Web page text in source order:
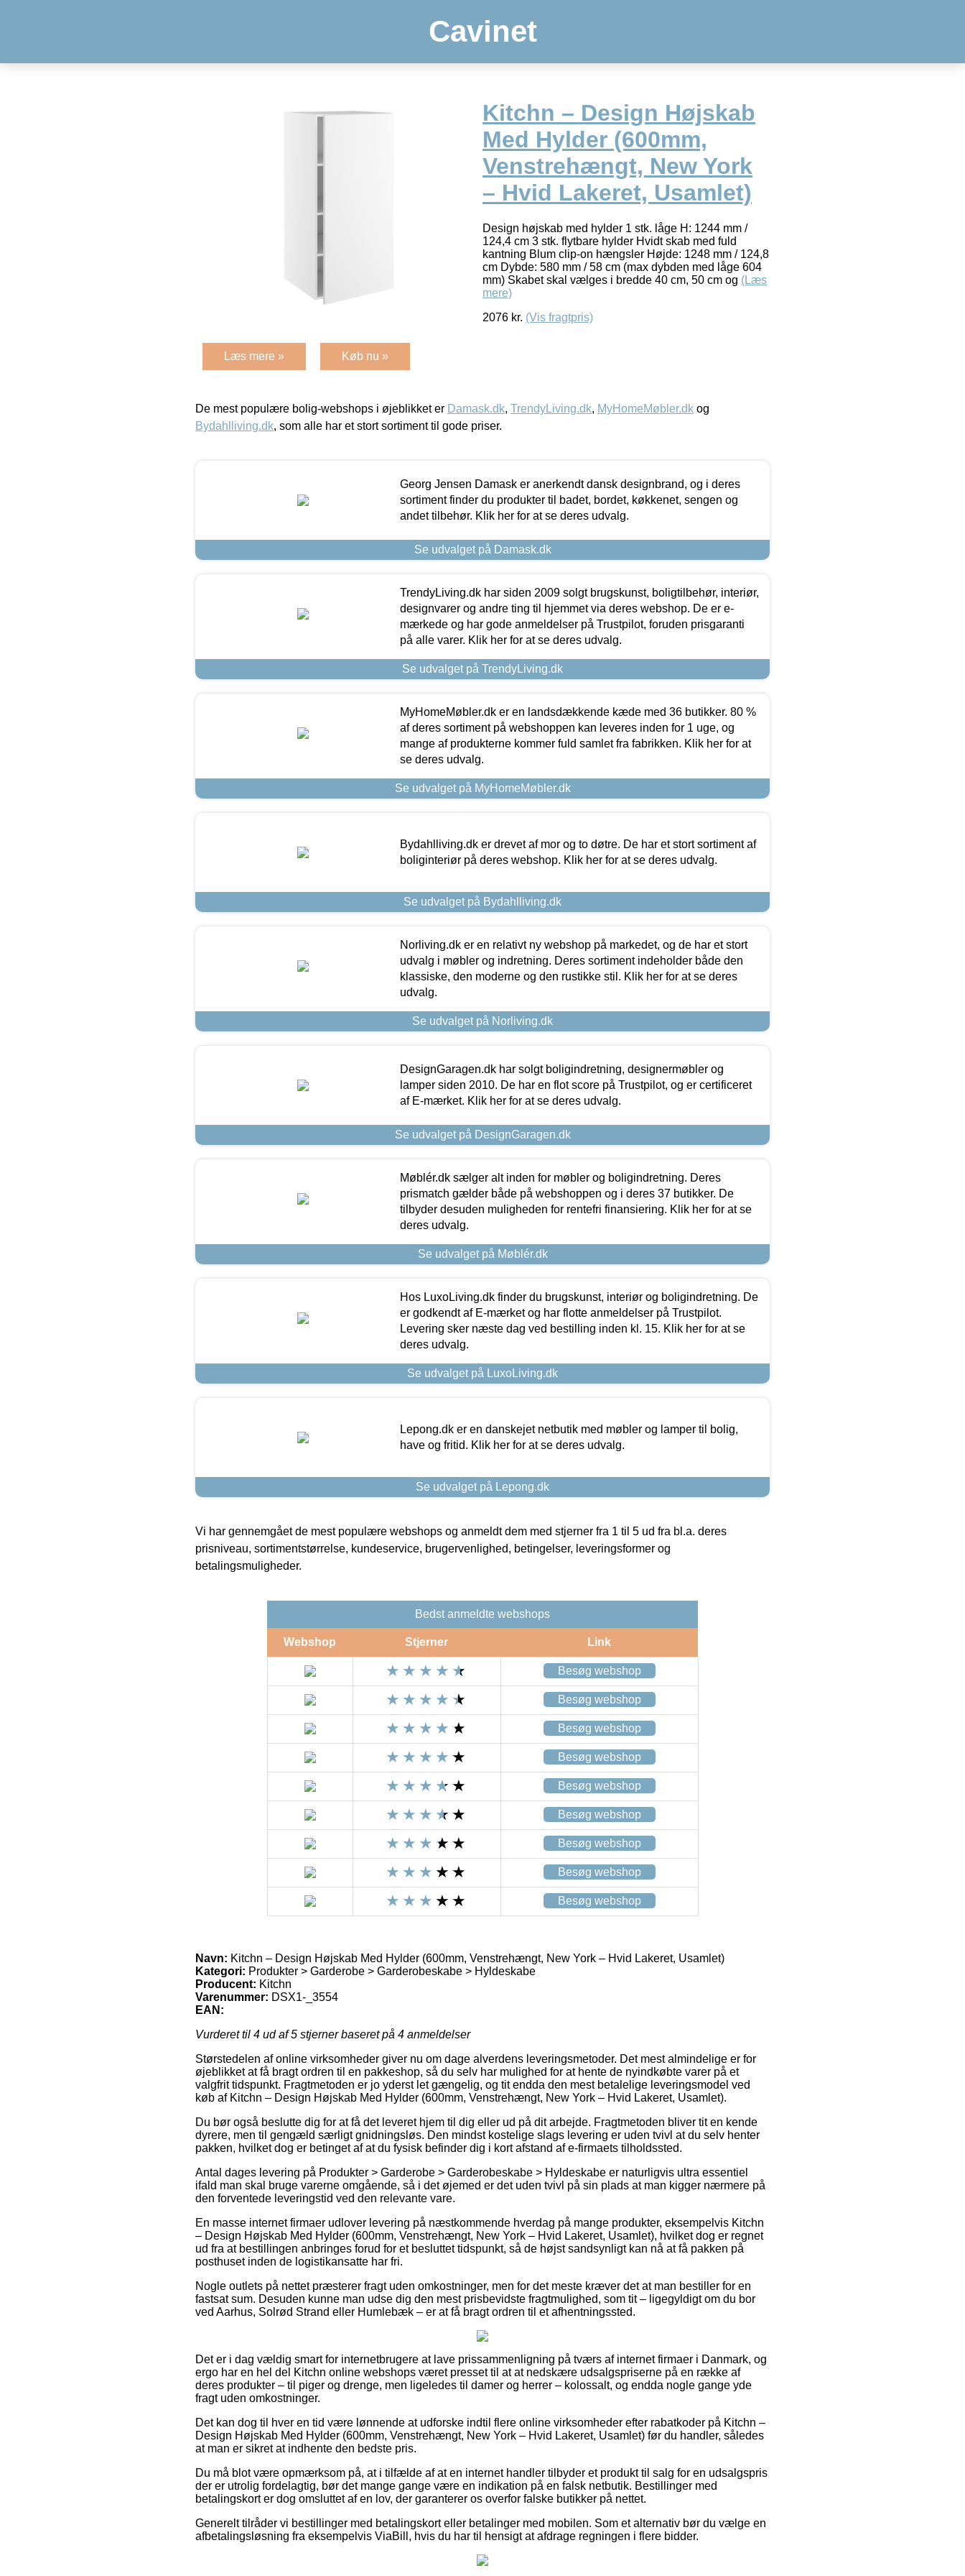
Cavinet
Kitchn – Design Højskab
Med Hylder (600mm,
Venstrehængt, New York
– Hvid Lakeret, Usamlet)
Design højskab med hylder 1 stk. låge H: 1244 mm /
124,4 cm 3 stk. flytbare hylder Hvidt skab med fuld
kantning Blum clip-on hængsler Højde: 1248 mm / 124,8
cm Dybde: 580 mm / 58 cm (max dybden med låge 604
mm) Skabet skal vælges i bredde 40 cm, 50 cm og (Læs
mere)
2076 kr. (Vis fragtpris)
Læs mere » Køb nu »
De mest populære bolig-webshops i øjeblikket er Damask.dk, TrendyLiving.dk, MyHomeMøbler.dk og
Bydahlliving.dk, som alle har et stort sortiment til gode priser.
Georg Jensen Damask er anerkendt dansk designbrand, og i deres
sortiment finder du produkter til badet, bordet, køkkenet, sengen og
andet tilbehør. Klik her for at se deres udvalg.
Se udvalget på Damask.dk
TrendyLiving.dk har siden 2009 solgt brugskunst, boligtilbehør, interiør,
designvarer og andre ting til hjemmet via deres webshop. De er e-
mærkede og har gode anmeldelser på Trustpilot, foruden prisgaranti
på alle varer. Klik her for at se deres udvalg.
Se udvalget på TrendyLiving.dk
MyHomeMøbler.dk er en landsdækkende kæde med 36 butikker. 80 %
af deres sortiment på webshoppen kan leveres inden for 1 uge, og
mange af produkterne kommer fuld samlet fra fabrikken. Klik her for at
se deres udvalg.
Se udvalget på MyHomeMøbler.dk
Bydahlliving.dk er drevet af mor og to døtre. De har et stort sortiment af
boliginteriør på deres webshop. Klik her for at se deres udvalg.
Se udvalget på Bydahlliving.dk
Norliving.dk er en relativt ny webshop på markedet, og de har et stort
udvalg i møbler og indretning. Deres sortiment indeholder både den
klassiske, den moderne og den rustikke stil. Klik her for at se deres
udvalg.
Se udvalget på Norliving.dk
DesignGaragen.dk har solgt boligindretning, designermøbler og
lamper siden 2010. De har en flot score på Trustpilot, og er certificeret
af E-mærket. Klik her for at se deres udvalg.
Se udvalget på DesignGaragen.dk
Møblér.dk sælger alt inden for møbler og boligindretning. Deres
prismatch gælder både på webshoppen og i deres 37 butikker. De
tilbyder desuden muligheden for rentefri finansiering. Klik her for at se
deres udvalg.
Se udvalget på Møblér.dk
Hos LuxoLiving.dk finder du brugskunst, interiør og boligindretning. De
er godkendt af E-mærket og har flotte anmeldelser på Trustpilot.
Levering sker næste dag ved bestilling inden kl. 15. Klik her for at se
deres udvalg.
Se udvalget på LuxoLiving.dk
Lepong.dk er en danskejet netbutik med møbler og lamper til bolig,
have og fritid. Klik her for at se deres udvalg.
Se udvalget på Lepong.dk
Vi har gennemgået de mest populære webshops og anmeldt dem med stjerner fra 1 til 5 ud fra bl.a. deres
prisniveau, sortimentstørrelse, kundeservice, brugervenlighed, betingelser, leveringsformer og
betalingsmuligheder.
Bedst anmeldte webshops
Webshop Stjerner Link
Besøg webshop
Besøg webshop
Besøg webshop
Besøg webshop
Besøg webshop
Besøg webshop
Besøg webshop
Besøg webshop
Besøg webshop
Navn: Kitchn – Design Højskab Med Hylder (600mm, Venstrehængt, New York – Hvid Lakeret, Usamlet)
Kategori: Produkter > Garderobe > Garderobeskabe > Hyldeskabe
Producent: Kitchn
Varenummer: DSX1-_3554
EAN:
Vurderet til 4 ud af 5 stjerner baseret på 4 anmeldelser
Størstedelen af online virksomheder giver nu om dage alverdens leveringsmetoder. Det mest almindelige er for
øjeblikket at få bragt ordren til en pakkeshop, så du selv har mulighed for at hente de nyindkøbte varer på et
valgfrit tidspunkt. Fragtmetoden er jo yderst let gængelig, og tit endda den mest betalelige leveringsmodel ved
køb af Kitchn – Design Højskab Med Hylder (600mm, Venstrehængt, New York – Hvid Lakeret, Usamlet).
Du bør også beslutte dig for at få det leveret hjem til dig eller ud på dit arbejde. Fragtmetoden bliver tit en kende
dyrere, men til gengæld særligt gnidningsløs. Den mindst kostelige slags levering er uden tvivl at du selv henter
pakken, hvilket dog er betinget af at du fysisk befinder dig i kort afstand af e-firmaets tilholdssted.
Antal dages levering på Produkter > Garderobe > Garderobeskabe > Hyldeskabe er naturligvis ultra essentiel
ifald man skal bruge varerne omgående, så i det øjemed er det uden tvivl på sin plads at man kigger nærmere på
den forventede leveringstid ved den relevante vare.
En masse internet firmaer udlover levering på næstkommende hverdag på mange produkter, eksempelvis Kitchn
– Design Højskab Med Hylder (600mm, Venstrehængt, New York – Hvid Lakeret, Usamlet), hvilket dog er regnet
ud fra at bestillingen anbringes forud for et besluttet tidspunkt, så de højst sandsynligt kan nå at få pakken på
posthuset inden de logistikansatte har fri.
Nogle outlets på nettet præsterer fragt uden omkostninger, men for det meste kræver det at man bestiller for en
fastsat sum. Desuden kunne man udse dig den mest prisbevidste fragtmulighed, som tit – ligegyldigt om du bor
ved Aarhus, Solrød Strand eller Humlebæk – er at få bragt ordren til et afhentningssted.
Det er i dag vældig smart for internetbrugere at lave prissammenligning på tværs af internet firmaer i Danmark, og
ergo har en hel del Kitchn online webshops været presset til at at nedskære udsalgspriserne på en række af
deres produkter – til piger og drenge, men ligeledes til damer og herrer – kolossalt, og endda nogle gange yde
fragt uden omkostninger.
Det kan dog til hver en tid være lønnende at udforske indtil flere online virksomheder efter rabatkoder på Kitchn –
Design Højskab Med Hylder (600mm, Venstrehængt, New York – Hvid Lakeret, Usamlet) før du handler, således
at man er sikret at indhente den bedste pris.
Du må blot være opmærksom på, at i tilfælde af at en internet handler tilbyder et produkt til salg for en udsalgspris
der er utrolig fordelagtig, bør det mange gange være en indikation på en falsk netbutik. Bestillinger med
betalingskort er dog omsluttet af en lov, der garanterer os overfor falske butikker på nettet.
Generelt tilråder vi bestillinger med betalingskort eller betalinger med mobilen. Som et alternativ bør du vælge en
afbetalingsløsning fra eksempelvis ViaBill, hvis du har til hensigt at afdrage regningen i flere bidder.